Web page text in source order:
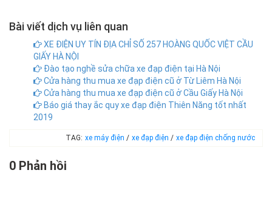
Bài viết dịch vụ liên quan
XE ĐIỆN UY TÍN ĐỊA CHỈ SỐ 257 HOÀNG QUỐC VIỆT CẦU
GIẤY HÀ NỘI
Đào tạo nghề sửa chữa xe đạp điện tại Hà Nội
Cửa hàng thu mua xe đạp điện cũ ở Từ Liêm Hà Nội
Cửa hàng thu mua xe đạp điện cũ ở Cầu Giấy Hà Nội
Báo giá thay ắc quy xe đạp điện Thiên Năng tốt nhất
2019
TAG: xe máy điện / xe đạp điện / xe đạp điện chống nước
0 Phản hồi